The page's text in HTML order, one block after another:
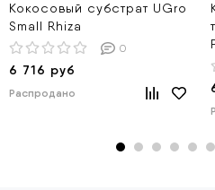
Кокосовый субстрат UGro
Small Rhiza
0
6 716 руб
Распродано